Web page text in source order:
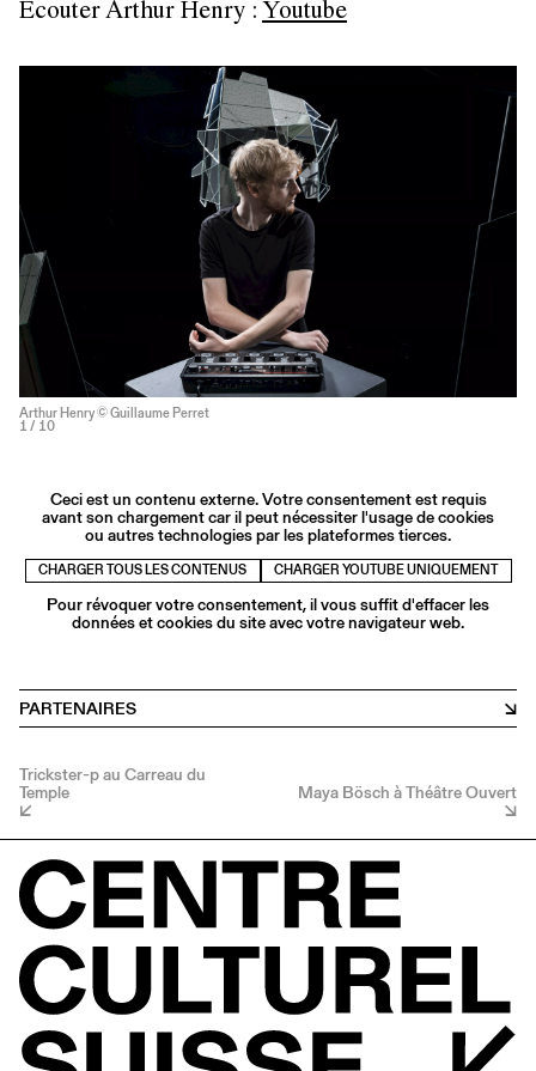
Ecouter Arthur Henry : Youtube
Arthur Henry © Guillaume Perret
1 / 10
Ceci est un contenu externe. Votre consentement est requis
avant son chargement car il peut nécessiter l'usage de cookies
ou autres technologies par les plateformes tierces.
CHARGER TOUS LES CONTENUS CHARGER YOUTUBE UNIQUEMENT
Pour révoquer votre consentement, il vous suffit d'effacer les
données et cookies du site avec votre navigateur web.
PARTENAIRES
Trickster-p au Carreau du
Temple Maya Bösch à Théâtre Ouvert